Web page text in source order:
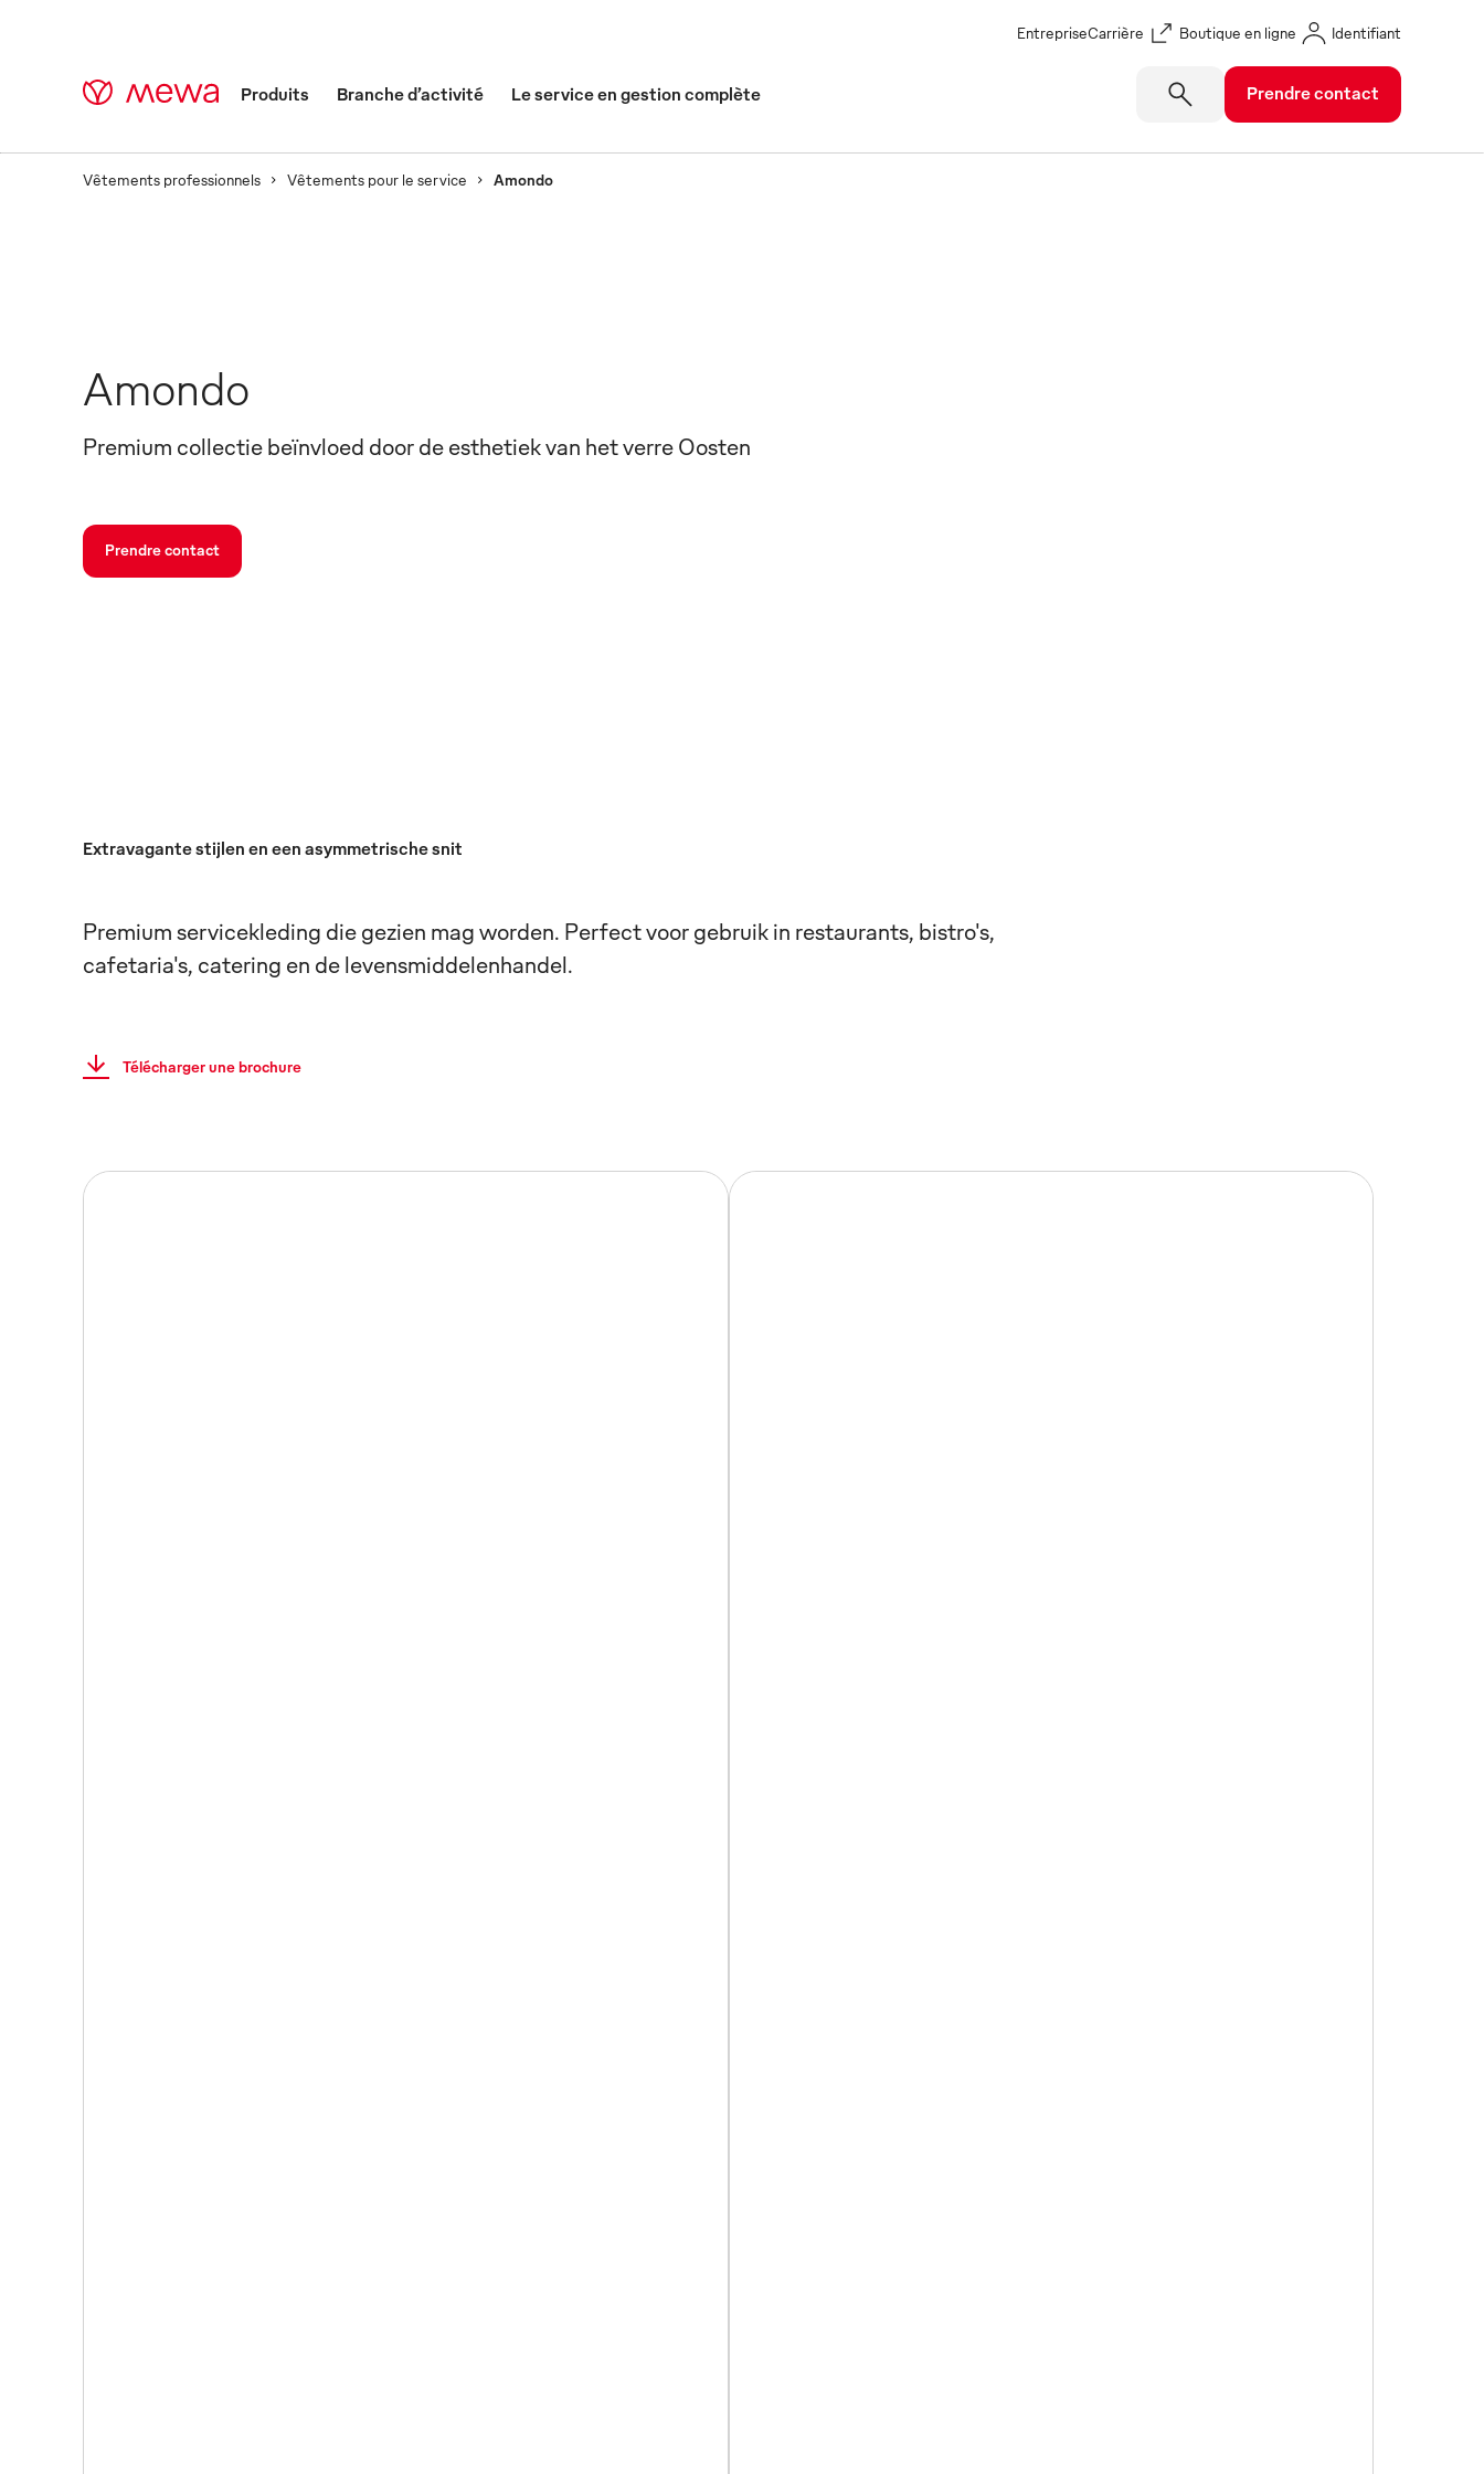
EntrepriseCarrière Boutique en ligne Identifiant
Produits Branche d’activité Le service en gestion complète Prendre contact
Vêtements professionnels Vêtements pour le service Amondo
Amondo
Premium collectie beïnvloed door de esthetiek van het verre Oosten
Prendre contact
Extravagante stijlen en een asymmetrische snit
Premium servicekleding die gezien mag worden. Perfect voor gebruik in restaurants, bistro's,
cafetaria's, catering en de levensmiddelenhandel.
Télécharger une brochure